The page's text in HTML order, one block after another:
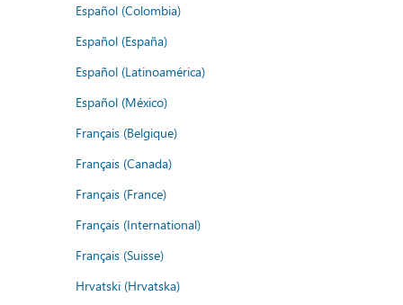
Español (Colombia)
Español (España)
Español (Latinoamérica)
Español (México)
Français (Belgique)
Français (Canada)
Français (France)
Français (International)
Français (Suisse)
Hrvatski (Hrvatska)